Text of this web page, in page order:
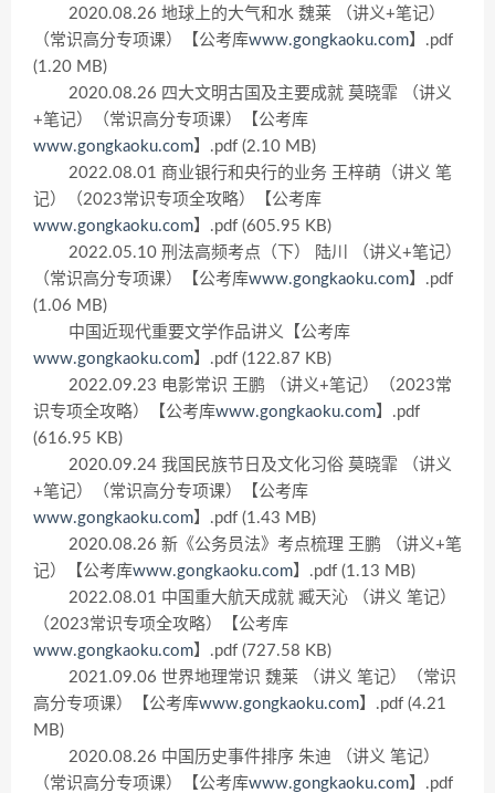
2020.08.26 地球上的大气和水 魏莱 （讲义+笔记）
（常识高分专项课）【公考库www.gongkaoku.com】.pdf
(1.20 MB)
2020.08.26 四大文明古国及主要成就 莫晓霏 （讲义
+笔记）（常识高分专项课）【公考库
www.gongkaoku.com】.pdf (2.10 MB)
2022.08.01 商业银行和央行的业务 王梓萌（讲义 笔
记）（2023常识专项全攻略）【公考库
www.gongkaoku.com】.pdf (605.95 KB)
2022.05.10 刑法高频考点（下） 陆川 （讲义+笔记）
（常识高分专项课）【公考库www.gongkaoku.com】.pdf
(1.06 MB)
中国近现代重要文学作品讲义【公考库
www.gongkaoku.com】.pdf (122.87 KB)
2022.09.23 电影常识 王鹏 （讲义+笔记）（2023常
识专项全攻略）【公考库www.gongkaoku.com】.pdf
(616.95 KB)
2020.09.24 我国民族节日及文化习俗 莫晓霏 （讲义
+笔记）（常识高分专项课）【公考库
www.gongkaoku.com】.pdf (1.43 MB)
2020.08.26 新《公务员法》考点梳理 王鹏 （讲义+笔
记）【公考库www.gongkaoku.com】.pdf (1.13 MB)
2022.08.01 中国重大航天成就 臧天沁 （讲义 笔记）
（2023常识专项全攻略）【公考库
www.gongkaoku.com】.pdf (727.58 KB)
2021.09.06 世界地理常识 魏莱 （讲义 笔记）（常识
高分专项课）【公考库www.gongkaoku.com】.pdf (4.21
MB)
2020.08.26 中国历史事件排序 朱迪 （讲义 笔记）
（常识高分专项课）【公考库www.gongkaoku.com】.pdf